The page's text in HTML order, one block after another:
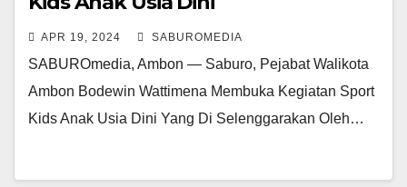
APR 19, 2024 SABUROMEDIA
SABUROmedia, Ambon — Saburo, Pejabat Walikota
Ambon Bodewin Wattimena Membuka Kegiatan Sport
Kids Anak Usia Dini Yang Di Selenggarakan Oleh…